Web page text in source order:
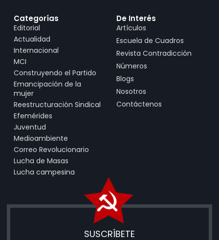
Categorías
Editorial
Actualidad
Internacional
MCI
Construyendo el Partido
Emancipación de la
mujer
Reestructuración Sindical
Efemérides
Juventud
Medioambiente
Correo Revolucionario
Lucha de Masas
Lucha campesina
De Interés
Artículos
Escuela de Cuadros
Revista Contradicción
Números
Blogs
Nosotros
Contáctenos
SUSCRÍBETE